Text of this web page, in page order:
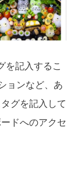
を記入するこ
ョンなど、あ
グを記入して
ドへのアクセ